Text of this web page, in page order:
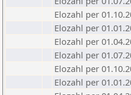
Elozahl per
Elozahl per
Elozahl per
Elozahl per
Elozahl per
Elozahl per